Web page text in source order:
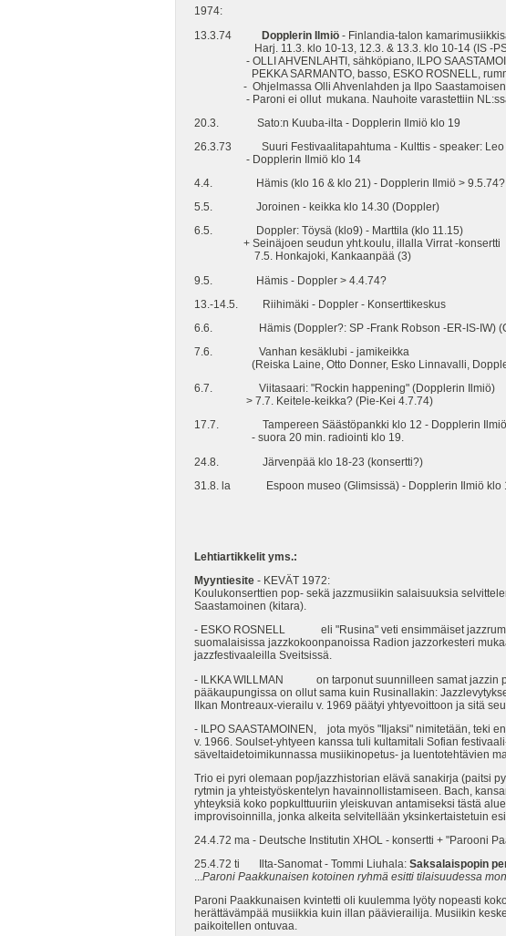
1974:
13.3.74 Dopplerin Ilmiö - Finlandia-talon
Harj. 11.3. klo 10-13, 12.3. & 13.3. klo 10-14 (IS -
- OLLI AHVENLAHTI, sähköpiano, ILPO
PEKKA SARMANTO, basso, ESKO ROSNELL,
- Ohjelmassa Olli Ahvenlahden ja Ilpo Saastamoisen
- Paroni ei ollut mukana. Nauhoite varastettiin
20.3. Sato:n Kuuba-ilta - Dopplerin Ilmiö klo 19
26.3.73 Suuri Festivaalitapahtuma - Kulttis - speaker: Leo
- Dopplerin Ilmiö klo 14
4.4. Hämis (klo 16 & klo 21) - Dopplerin Ilmiö > 9.5.74?
5.5. Joroinen - keikka klo 14.30 (Doppler)
6.5. Doppler: Töysä (klo9) - Marttila (klo 11.15)
+ Seinäjoen seudun yht.koulu, illalla Virrat -konsertti
7.5. Honkajoki, Kankaanpää (3)
9.5. Hämis - Doppler > 4.4.74?
13.-14.5. Riihimäki - Doppler - Konserttikeskus
6.6. Hämis (Doppler?: SP -Frank Robson -ER-IS-IW)
7.6. Vanhan kesäklubi - jamikeikka
(Reiska Laine, Otto Donner, Esko Linnavalli,
6.7. Viitasaari: "Rockin happening" (Dopplerin Ilmiö)
> 7.7. Keitele-keikka? (Pie-Kei 4.7.74)
17.7. Tampereen Säästöpankki klo 12 - Dopplerin Ilmiö
- suora 20 min. radiointi klo 19.
24.8. Järvenpää klo 18-23 (konsertti?)
31.8. la Espoon museo (Glimsissä) - Dopplerin Ilmiö klo
Lehtiartikkelit yms.:
Myyntiesite - KEVÄT 1972:
Koulukonserttien pop- sekä jazzmusiikin salaisuuksia
Saastamoinen (kitara).
- ESKO ROSNELL eli "Rusina" veti ensimmäiset
suomalaisissa jazzkokoonpanoissa Radion jazzorkesteri
jazzfestivaaleilla Sveitsissä.
- ILKKA WILLMAN on tarponut suunnilleen samat jazzin
pääkaupungissa on ollut sama kuin Rusinallakin:
Ilkan Montreaux-vierailu v. 1969 päätyi yhtyevoittoon ja sitä
- ILPO SAASTAMOINEN, jota myös "Iljaksi" nimitetään, teki
v. 1966. Soulset-yhtyeen kanssa tuli kultamitali Sofian
säveltaidetoimikunnassa musiikinopetus- ja luentotehtävien
Trio ei pyri olemaan pop/jazzhistorian elävä sanakirja (paitsi
rytmin ja yhteistyöskentelyn havainnollistamiseen. Bach,
yhteyksiä koko popkulttuuriin yleiskuvan antamiseksi tästä
improvisoinnilla, jonka alkeita selvitellään yksinkertaistetuin
24.4.72 ma - Deutsche Institutin XHOL - konsertti + "Parooni
25.4.72 ti Ilta-Sanomat - Tommi Liuhala: Saksalaispopin
...Paroni Paakkunaisen kotoinen ryhmä esitti tilaisuudessa
Paroni Paakkunaisen kvintetti oli kuulemma lyöty nopeasti
herättävämpää musiikkia kuin illan päävierailija. Musiikin
paikoitellen ontuvaa.